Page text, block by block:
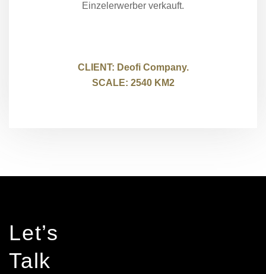
Einzelerwerber verkauft.
CLIENT: Deofi Company.
SCALE: 2540 KM2
Let’s
Talk